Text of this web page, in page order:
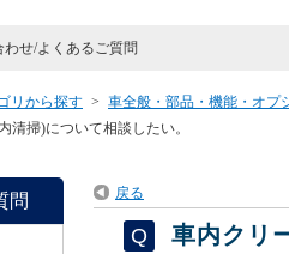
リから探す > 車全般・部品・機能・オプ
清掃)について相談したい。
問 戻る
車内クリ